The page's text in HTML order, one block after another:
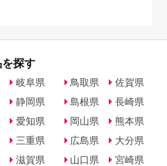
探す
岐阜県
静岡県
愛知県
三重県
滋賀県
鳥取県
島根県
岡山県
広島県
山口県
佐賀県
長崎県
熊本県
大分県
宮崎県